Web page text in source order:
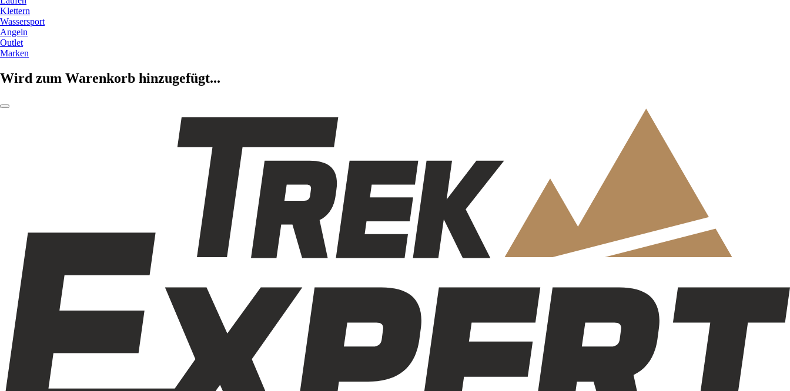
Klettern
Wassersport
Angeln
Outlet
Marken
Wird zum Warenkorb hinzugefügt...